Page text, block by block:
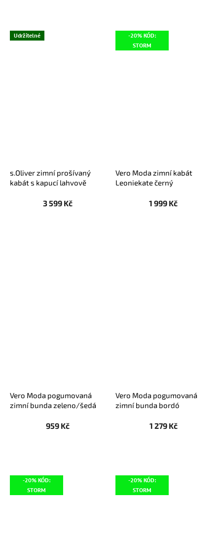
Udržitelné
s.Oliver zimní prošívaný
kabát s kapucí lahvově
3 599 Kč
-20% KÓD:
STORM
Vero Moda zimní kabát
Leoniekate černý
1 999 Kč
Vero Moda pogumovaná
zimní bunda zeleno/šedá
959 Kč
Vero Moda pogumovaná
zimní bunda bordó
1 279 Kč
-20% KÓD:
STORM
-20% KÓD:
STORM